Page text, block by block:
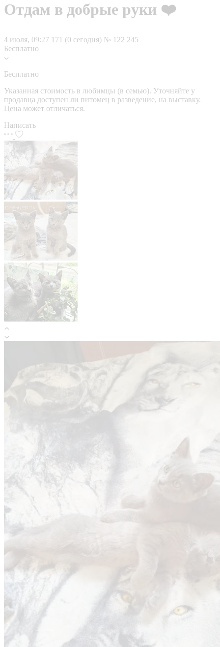
Отдам в добрые руки ❤️
4 июля, 09:27 171 (0 сегодня) № 122 245
Бесплатно
Бесплатно
Указанная стоимость в любимцы (в семью). Уточняйте у
продавца доступен ли питомец в разведение, на выставку.
Цена может отличаться.
Написать